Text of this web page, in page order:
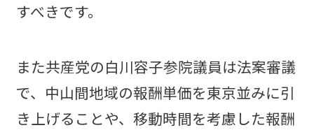
すべきです。
また共産党の白川容子参院議員は法案審議
で、中山間地域の報酬単価を東京並みに引
き上げることや、移動時間を考慮した報酬